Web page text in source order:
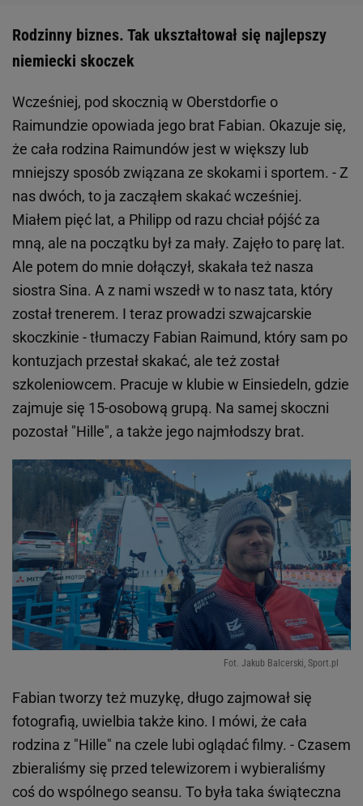
Rodzinny biznes. Tak ukształtował się najlepszy
niemiecki skoczek
Wcześniej, pod skocznią w Oberstdorfie o
Raimundzie opowiada jego brat Fabian. Okazuje się,
że cała rodzina Raimundów jest w większy lub
mniejszy sposób związana ze skokami i sportem. - Z
nas dwóch, to ja zacząłem skakać wcześniej.
Miałem pięć lat, a Philipp od razu chciał pójść za
mną, ale na początku był za mały. Zajęło to parę lat.
Ale potem do mnie dołączył, skakała też nasza
siostra Sina. A z nami wszedł w to nasz tata, który
został trenerem. I teraz prowadzi szwajcarskie
skoczkinie - tłumaczy Fabian Raimund, który sam po
kontuzjach przestał skakać, ale też został
szkoleniowcem. Pracuje w klubie w Einsiedeln, gdzie
zajmuje się 15-osobową grupą. Na samej skoczni
pozostał "Hille", a także jego najmłodszy brat.
Fot. Jakub Balcerski, Sport.pl
Fabian tworzy też muzykę, długo zajmował się
fotografią, uwielbia także kino. I mówi, że cała
rodzina z "Hille" na czele lubi oglądać filmy. - Czasem
zbieraliśmy się przed telewizorem i wybieraliśmy
coś do wspólnego seansu. To była taka świąteczna